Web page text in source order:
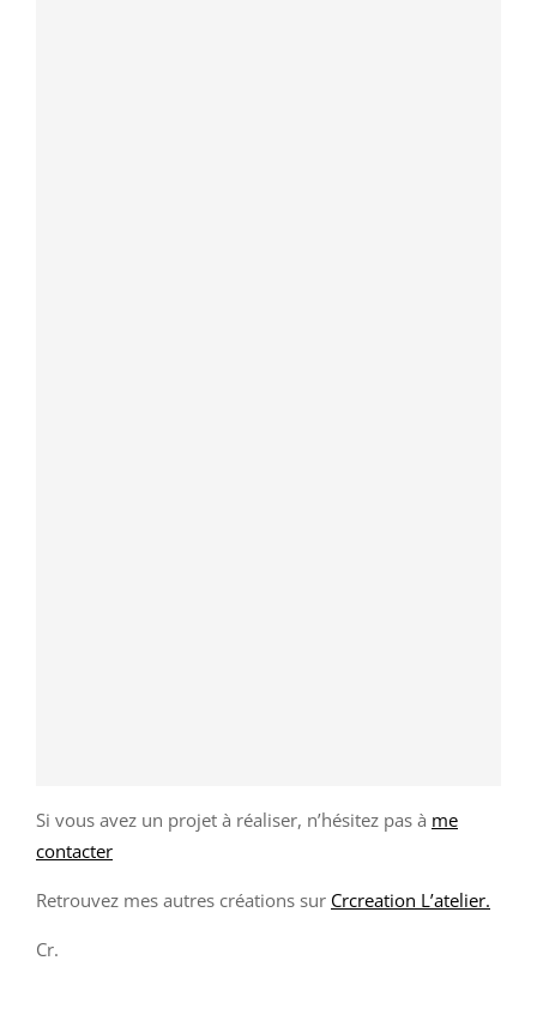
Si vous avez un projet à réaliser, n’hésitez pas à me
contacter
Retrouvez mes autres créations sur Crcreation L’atelier.
Cr.